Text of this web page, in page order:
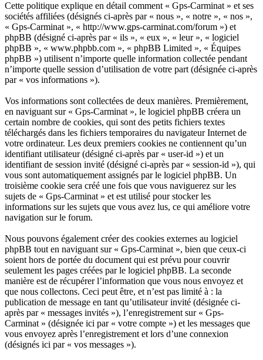
Cette politique explique en détail comment « Gps-Carminat » et ses
sociétés affiliées (désignés ci-après par « nous », « notre », « nos »,
« Gps-Carminat », « http://www.gps-carminat.com/forum ») et
phpBB (désigné ci-après par « ils », « eux », « leur », « logiciel
phpBB », « www.phpbb.com », « phpBB Limited », « Équipes
phpBB ») utilisent n’importe quelle information collectée pendant
n’importe quelle session d’utilisation de votre part (désignée ci-après
par « vos informations »).
Vos informations sont collectées de deux manières. Premièrement,
en naviguant sur « Gps-Carminat », le logiciel phpBB créera un
certain nombre de cookies, qui sont des petits fichiers textes
téléchargés dans les fichiers temporaires du navigateur Internet de
votre ordinateur. Les deux premiers cookies ne contiennent qu’un
identifiant utilisateur (désigné ci-après par « user-id ») et un
identifiant de session invité (désigné ci-après par « session-id »), qui
vous sont automatiquement assignés par le logiciel phpBB. Un
troisième cookie sera créé une fois que vous naviguerez sur les
sujets de « Gps-Carminat » et est utilisé pour stocker les
informations sur les sujets que vous avez lus, ce qui améliore votre
navigation sur le forum.
Nous pouvons également créer des cookies externes au logiciel
phpBB tout en naviguant sur « Gps-Carminat », bien que ceux-ci
soient hors de portée du document qui est prévu pour couvrir
seulement les pages créées par le logiciel phpBB. La seconde
manière est de récupérer l’information que vous nous envoyez et
que nous collectons. Ceci peut être, et n’est pas limité à : la
publication de message en tant qu’utilisateur invité (désignée ci-
après par « messages invités »), l’enregistrement sur « Gps-
Carminat » (désignée ici par « votre compte ») et les messages que
vous envoyez après l’enregistrement et lors d’une connexion
(désignés ici par « vos messages »).